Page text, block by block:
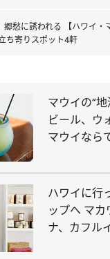
郷愁に誘われる 【ハワイ・
ち寄りスポット4軒
マウイの“
ビール、ウ
マウイなら
ハワイに行
ップへ マカ
ナ、カフル